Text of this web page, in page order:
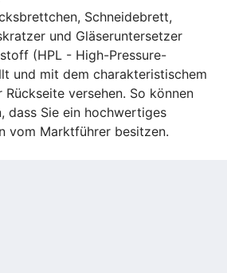
Schneidebrett,
und Gläseruntersetzer
(HPL - High-Pressure-
und mit dem charakteristischem
versehen. So können
dass Sie ein hochwertiges
vom Marktführer besitzen.